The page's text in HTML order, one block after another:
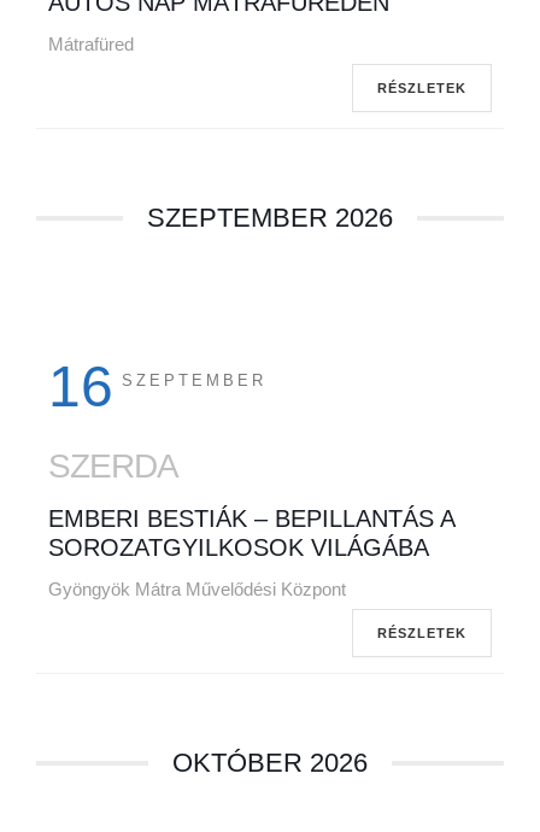
Mátrafüred
RÉSZLETEK
SZEPTEMBER 2026
16 SZEPTEMBER
SZERDA
EMBERI BESTIÁK – BEPILLANTÁS A
SOROZATGYILKOSOK VILÁGÁBA
Gyöngyök Mátra Művelődési Központ
RÉSZLETEK
OKTÓBER 2026